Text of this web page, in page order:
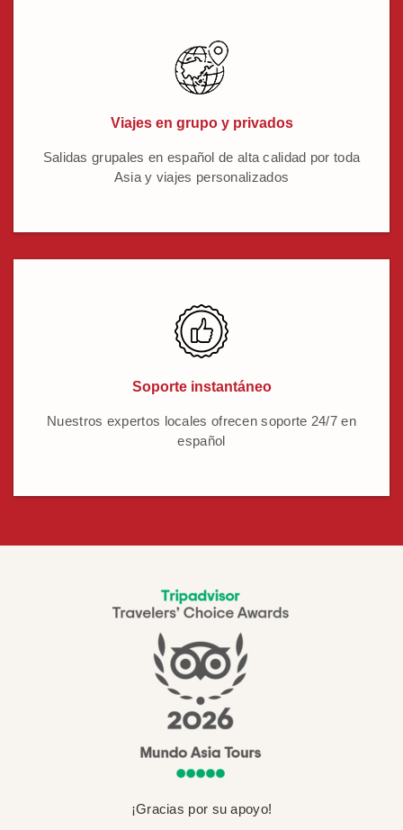
Viajes en grupo y privados
Salidas grupales en español de alta calidad por toda
Asia y viajes personalizados
Soporte instantáneo
Nuestros expertos locales ofrecen soporte 24/7 en
español
¡Gracias por su apoyo!